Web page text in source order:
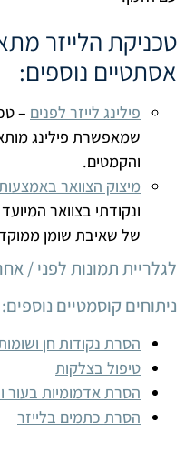
טכניקת הלייזר
אסתטיים נוספים:
פילינג לייזר לפנים –
שמאפשרת פילינג
והקמטים.
מיצוק הצוואר
ונקודתי בצוואר
של שאיבת שומן
לגלריית תמונות לפני /
ניתוחים קוסמטיים נוספים:
הסרת נקודות חן
טיפול בצלקות
הסרת אדמומיות בעור
הסרת כתמים בלייזר